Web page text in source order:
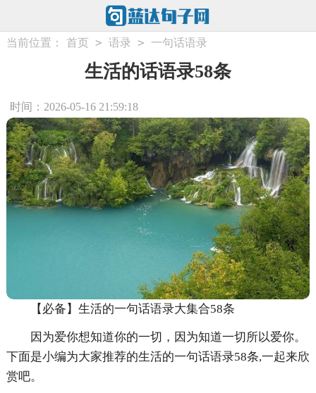
当前位置： 首页 > 语录 > 一句话语录
生活的话语录58条
时间：2026-05-16 21:59:18
【必备】生活的一句话语录大集合58条
因为爱你想知道你的一切，因为知道一切所以爱你。
下面是小编为大家推荐的生活的一句话语录58条,一起来欣
赏吧。